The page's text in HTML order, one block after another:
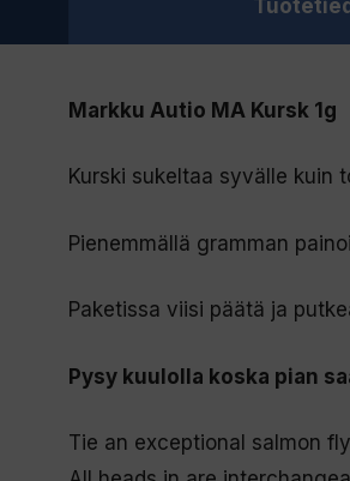
Markku Autio MA Kursk 1g
Kurski sukeltaa syvälle kuin
Pienemmällä gramman
Paketissa viisi päätä ja
Pysy kuulolla koska pian
Tie an exceptional salmon